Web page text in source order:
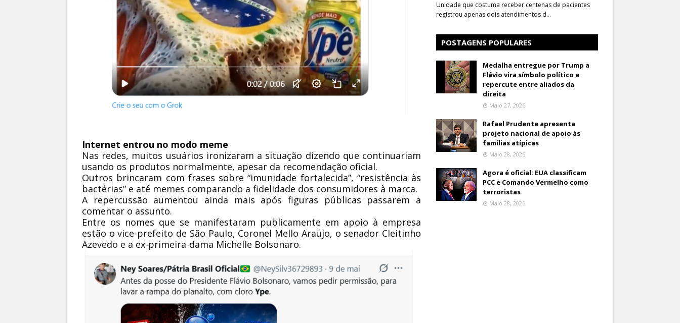
Internet entrou no modo meme
Nas redes, muitos usuários ironizaram a situação dizendo que continuariam
usando os produtos normalmente, apesar da recomendação oficial.
Outros brincaram com frases sobre “imunidade fortalecida”, “resistência às
bactérias” e até memes comparando a fidelidade dos consumidores à marca.
A repercussão aumentou ainda mais após figuras públicas passarem a
comentar o assunto.
Entre os nomes que se manifestaram publicamente em apoio à empresa
estão o vice-prefeito de São Paulo, Coronel Mello Araújo, o senador Cleitinho
Azevedo e a ex-primeira-dama Michelle Bolsonaro.
Unidade que costuma receber centenas de pacientes
registrou apenas dois atendimentos d…
POSTAGENS POPULARES
Medalha entregue por Trump a
Flávio vira símbolo político e
repercute entre aliados da
direita
Maio 27, 2026
Rafael Prudente apresenta
projeto nacional de apoio às
famílias atípicas
Maio 28, 2026
Agora é oficial: EUA classificam
PCC e Comando Vermelho como
terroristas
Maio 28, 2026